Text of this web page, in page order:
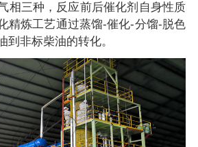
相三种，反应前后催化剂自身性质
精炼工艺通过蒸馏-催化-分馏-脱色
到非标柴油的转化。